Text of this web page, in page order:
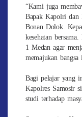
“Kami juga
Bapak Kapolri dan
Bonan Dolok.
kesehatan
1 Medan agar
memajukan
Bagi pelajar yang
Kapolres Samosir
studi terhadap